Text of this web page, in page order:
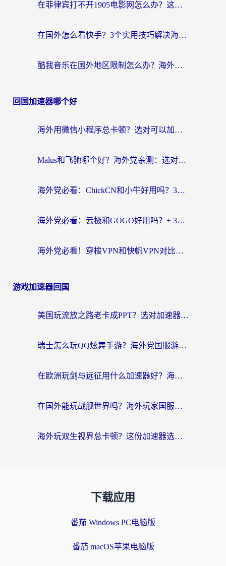
在菲律宾打不开1905电影网怎么办？这份攻略帮你重拾国内影视自由
在国外怎么看快手？3个实用技巧解决海外追剧、社交、游戏难题
酷我音乐在国外地区限制怎么办？海外党亲测有效的回国加速方案
回国加速器哪个好
海外用微信小程序总卡顿？选对可以加速微信小程序的加速器就够了（含老挝可用&Mac端推荐）
Malus和飞驰哪个好？海外党亲测：选对回国加速器才能无缝刷剧玩国服
海外党必看：ChickCN和小牛好用吗？3招教你选对回国加速器无缝刷国内资源
海外党必看：云极和GOGO好用吗？+ 3步选对回国加速器，流畅看CCTV5海外直播
海外党必看！穿梭VPN和快帆VPN对比哪个回国效果更好？——3款冷门加速器实测+终极选择建议
游戏加速器回国
美国玩流放之路老卡成PPT？选对加速器比啥都重要（附欧洲全球玩家实测推荐）
瑞士怎么玩QQ炫舞手游？海外党国服游戏不卡指南（附重生细胞闪耀暖暖优化技巧）
在欧洲玩剑与远征用什么加速器好？海外党亲测有效的国服游戏加速指南
在国外能玩战舰世界吗？海外玩家国服畅玩终极指南（附印尼天使之战赛事攻略）
海外玩双生视界总卡顿？这份加速器选择指南帮你告别延迟（附欧洲流星蝴蝶剑澳门青鸾繁华录优化技巧）
下载应用
番茄 Windows PC电脑版
番茄 macOS苹果电脑版